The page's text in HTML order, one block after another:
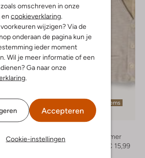
omschreven in onze
en cookieverklaring.
wijzigen? Via de
onderaan de pagina kun je
ieder moment
Wil je meer informatie of een
Ga naar onze
.
Accepteren
Cookie-instellingen
Laatste items
-60%
Bodywarmer
€ 15,99